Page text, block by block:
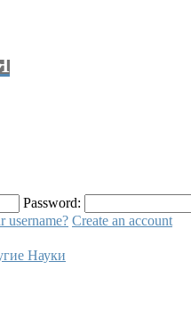
Password:
username? Create an account
Науки